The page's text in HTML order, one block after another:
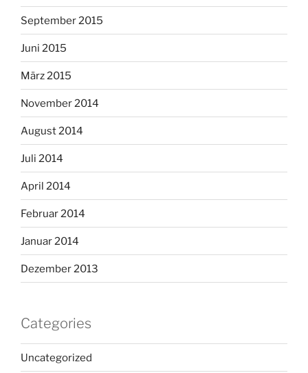
September 2015
Juni 2015
März 2015
November 2014
August 2014
Juli 2014
April 2014
Februar 2014
Januar 2014
Dezember 2013
Categories
Uncategorized